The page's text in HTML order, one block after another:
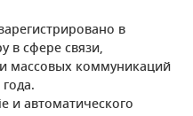
в
в сфере связи,
массовых коммуникаций
и автоматического